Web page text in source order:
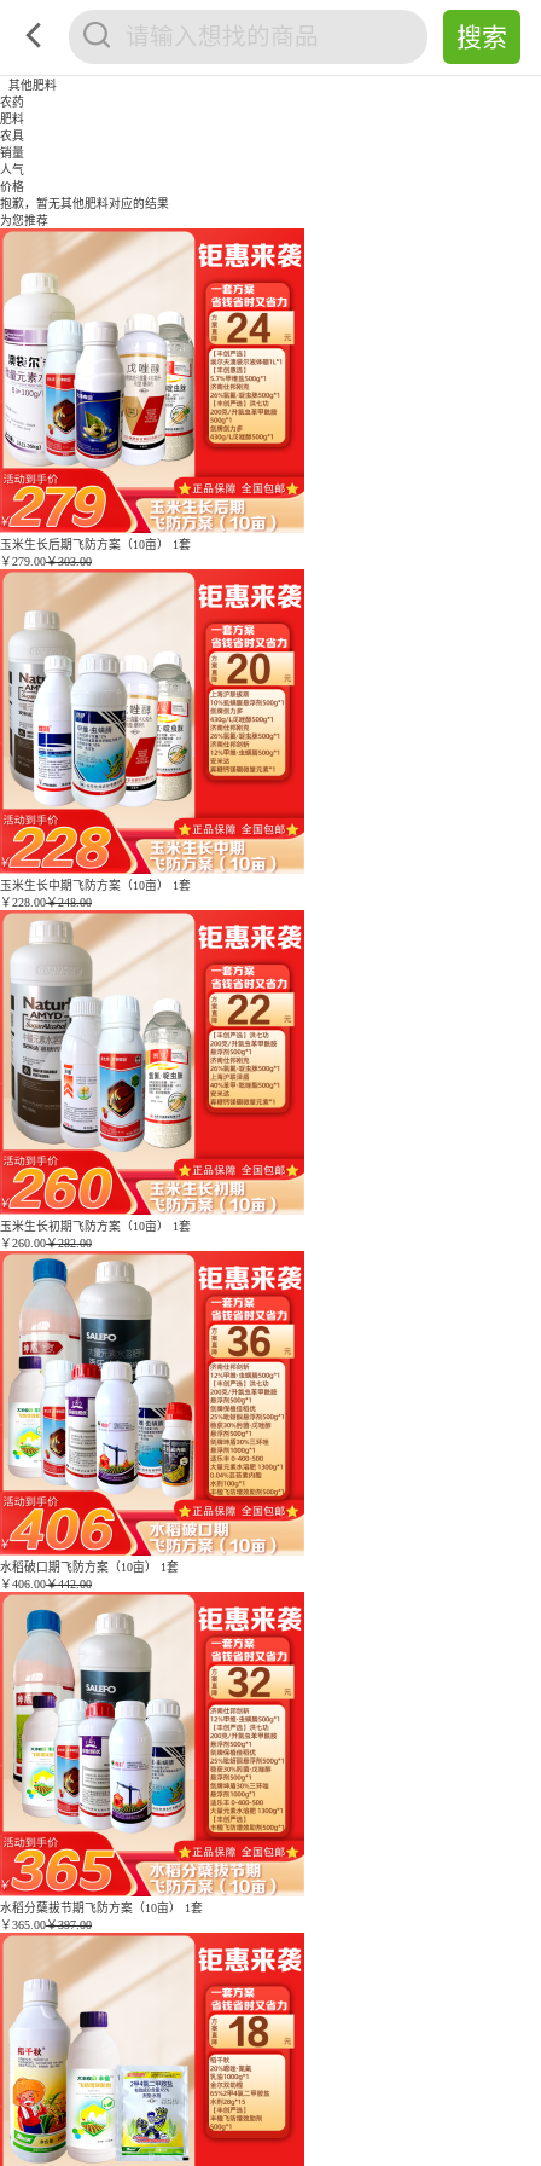
其他肥料
农药
肥料
农具
销量
人气
价格
抱歉，暂无其他肥料对应的结果
为您推荐
玉米生长后期飞防方案（10亩） 1套
￥279.00￥303.00
玉米生长中期飞防方案（10亩） 1套
￥228.00￥248.00
玉米生长初期飞防方案（10亩） 1套
￥260.00￥282.00
水稻破口期飞防方案（10亩） 1套
￥406.00￥442.00
水稻分蘖拔节期飞防方案（10亩） 1套
￥365.00￥397.00